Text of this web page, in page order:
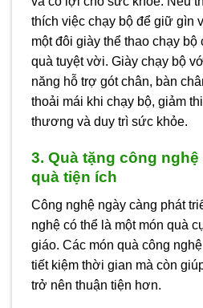
thích việc chạy bộ để giữ gìn
một đôi giày thể thao chạy bộ
quà tuyệt vời. Giày chạy bộ
năng hỗ trợ gót chân, bàn
thoải mái khi chạy bộ, giảm
thương và duy trì sức khỏe.
3. Quà tặng công
quà tiện ích
Công nghệ ngày càng phát
nghệ có thể là một món quà
giáo. Các món quà công
tiết kiệm thời gian mà còn
trở nên thuận tiện hơn.